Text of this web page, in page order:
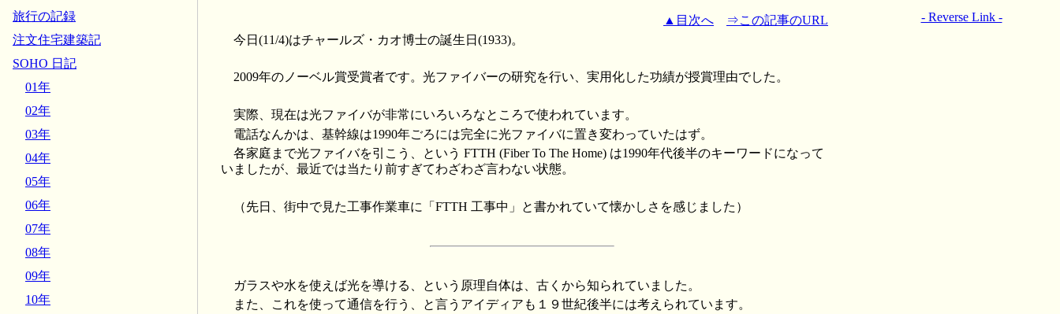
▲目次へ
⇒この記事のURL
今日(11/4)はチャールズ・カオ博士の誕生日(1933)。
2009年のノーベル賞受賞者です。光ファイバーの研究を行い、実用化した功績が授賞理由でした。
実際、現在は光ファイバが非常にいろいろなところで使われています。
電話なんかは、基幹線は1990年ごろには完全に光ファイバに置き変わっていたはず。
各家庭まで光ファイバを引こう、という FTTH (Fiber To The Home) は1990年代後半のキーワードになって
いましたが、最近では当たり前すぎてわざわざ言わない状態。
（先日、街中で見た工事作業車に「FTTH 工事中」と書かれていて懐かしさを感じました）
ガラスや水を使えば光を導ける、という原理自体は、古くから知られていました。
また、これを使って通信を行う、と言うアイディアも１９世紀後半には考えられています。
- Reverse Link -
旅行の記録
注文住宅建築記
SOHO 日記
01年
02年
03年
04年
05年
06年
07年
08年
09年
10年